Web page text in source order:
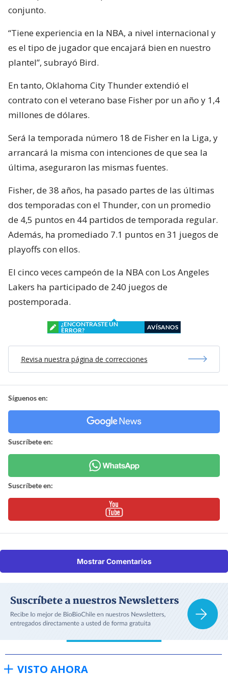
conjunto.
“Tiene experiencia en la NBA, a nivel internacional y
es el tipo de jugador que encajará bien en nuestro
plantel”, subrayó Bird.
En tanto, Oklahoma City Thunder extendió el
contrato con el veterano base Fisher por un año y 1,4
millones de dólares.
Será la temporada número 18 de Fisher en la Liga, y
arrancará la misma con intenciones de que sea la
última, aseguraron las mismas fuentes.
Fisher, de 38 años, ha pasado partes de las últimas
dos temporadas con el Thunder, con un promedio
de 4,5 puntos en 44 partidos de temporada regular.
Además, ha promediado 7.1 puntos en 31 juegos de
playoffs con ellos.
El cinco veces campeón de la NBA con Los Angeles
Lakers ha participado de 240 juegos de
postemporada.
¿ENCONTRASTE UN
ERROR?
AVÍSANOS
Revisa nuestra página de correcciones
Síguenos en:
Suscríbete en:
Suscríbete en:
Mostrar Comentarios
VISTO AHORA